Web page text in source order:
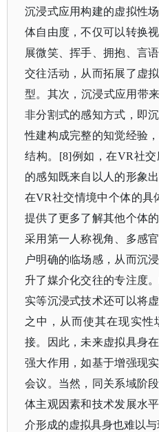
沉浸式应用构建的虚拟性
体自由度，不仅可以转换
展微笑、挥手、拥抱、言
交往活动，从而拓展了虚
型。其次，沉浸式应用带
非分割式的感知方式，即
性建构成完整的知觉经验
结构。[8]例如，在VR社
的感知既来自以人的形象
在VR社交情境中个体的具
提供了更多了解其他个体
采用第一人称视角、多感
户明确的临场感，从而沉
升了媒介化交往的专注度
实等沉浸式技术还可以将
之中，从而使其在现实性
接。因此，未来虚拟具身
强大作用，如基于增强现
会议。当然，同关系域阶
体主观因素和技术发展水
介形成的虚拟具身也难以与